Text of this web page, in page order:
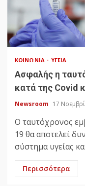
ΚΟΙΝΩΝΊΑ ΥΓΕΊΑ
Ασφαλής η
κατά της Covid
Newsroom 17
Ο ταυτόχρονος
19 θα αποτελεί
σύστημα υγείας
Περισσότερα